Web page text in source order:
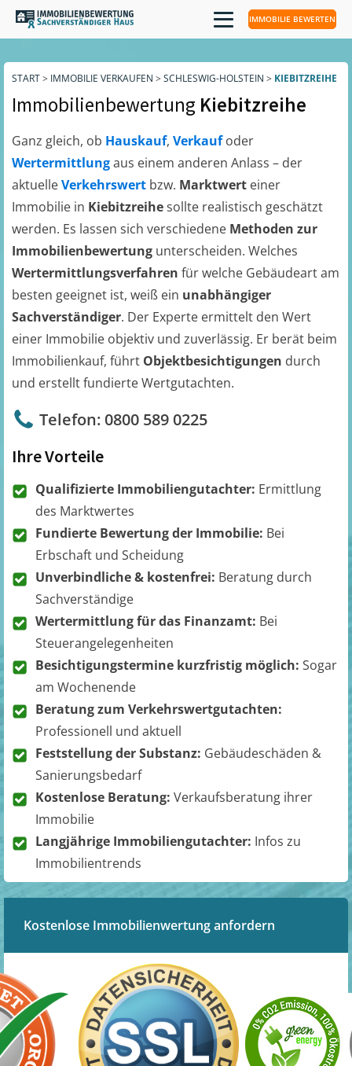
IMMOBILIE BEWERTEN
START> IMMOBILIE VERKAUFEN > SCHLESWIG-HOLSTEIN > KIEBITZREIHE
Immobilienbewertung Kiebitzreihe
Ganz gleich, ob Hauskauf, Verkaufoder
Wertermittlungaus einem anderen Anlass – der
aktuelleVerkehrswert bzw. Marktwert einer
Immobilie in Kiebitzreihesollte realistisch geschätzt
werden. Es lassen sich verschiedene Methoden zur
Immobilienbewertung unterscheiden. Welches
Wertermittlungsverfahren für welche Gebäudeart am
besten geeignet ist, weiß ein unabhängiger
Sachverständiger. Der Experte ermittelt den Wert
einer Immobilie objektiv und zuverlässig. Er berät beim
Immobilienkauf, führt Objektbesichtigungen durch
und erstellt fundierte Wertgutachten.
Telefon: 0800 589 0225
Ihre Vorteile
Qualifizierte Immobiliengutachter: Ermittlung
des Marktwertes
Fundierte Bewertung der Immobilie: Bei
Erbschaft und Scheidung
Unverbindliche & kostenfrei: Beratung durch
Sachverständige
Wertermittlung für das Finanzamt: Bei
Steuerangelegenheiten
Besichtigungstermine kurzfristig möglich: Sogar
am Wochenende
Beratung zum Verkehrswertgutachten:
Professionell und aktuell
Feststellung der Substanz: Gebäudeschäden &
Sanierungsbedarf
Kostenlose Beratung: Verkaufsberatung ihrer
Immobilie
Langjährige Immobiliengutachter: Infos zu
Immobilientrends
Kostenlose Immobilienwertung anfordern